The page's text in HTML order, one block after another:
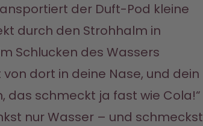
der Duft-Pod kleine
durch den Strohhalm in
Schlucken des Wassers
dort in deine Nase, und dein
das schmeckt ja fast wie Cola!“
nur Wasser – und schmeckst